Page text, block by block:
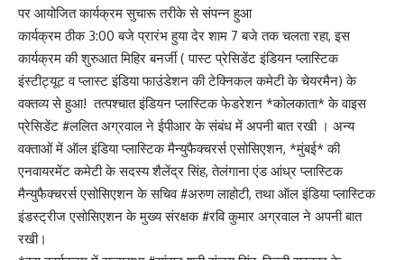
पर आयोजित कार्यक्रम सुचारू तरीके से संपन्न हुआ
कार्यक्रम ठीक 3:00 बजे प्रारंभ हुया देर शाम 7 बजे तक चलता रहा, इस
कार्यक्रम की शुरुआत मिहिर बनर्जी ( पास्ट प्रेसिडेंट इंडियन प्लास्टिक
इंस्टीट्यूट व प्लास्ट इंडिया फाउंडेशन की टेक्निकल कमेटी के चेयरमैन) के
वक्तव्य से हुआ! तत्पश्चात इंडियन प्लास्टिक फेडरेशन *कोलकाता* के वाइस
प्रेसिडेंट #ललित अग्रवाल ने ईपीआर के संबंध में अपनी बात रखी । अन्य
वक्ताओं में ऑल इंडिया प्लास्टिक मैन्युफैक्चरर्स एसोसिएशन, *मुंबई* की
एनवायरमेंट कमेटी के सदस्य शैलेंद्र सिंह, तेलंगाना एंड आंध्र प्लास्टिक
मैन्युफैक्चरर्स एसोसिएशन के सचिव #अरुण लाहोटी, तथा ऑल इंडिया प्लास्टिक
इंडस्ट्रीज एसोसिएशन के मुख्य संरक्षक #रवि कुमार अग्रवाल ने अपनी बात
रखी।